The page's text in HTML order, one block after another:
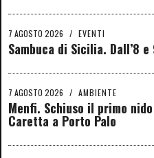
7 AGOSTO 2026 / EVENTI
Sambuca di Sicilia. Dall’8
7 AGOSTO 2026 / AMBIENTE
Menfi. Schiuso il primo
Caretta a Porto Palo